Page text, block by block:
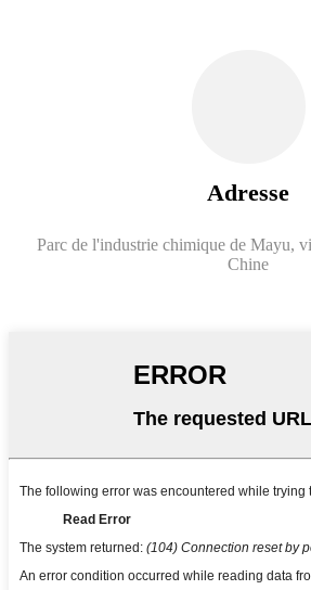
Adresse
Parc de l'industrie chimique de Mayu,
Chine